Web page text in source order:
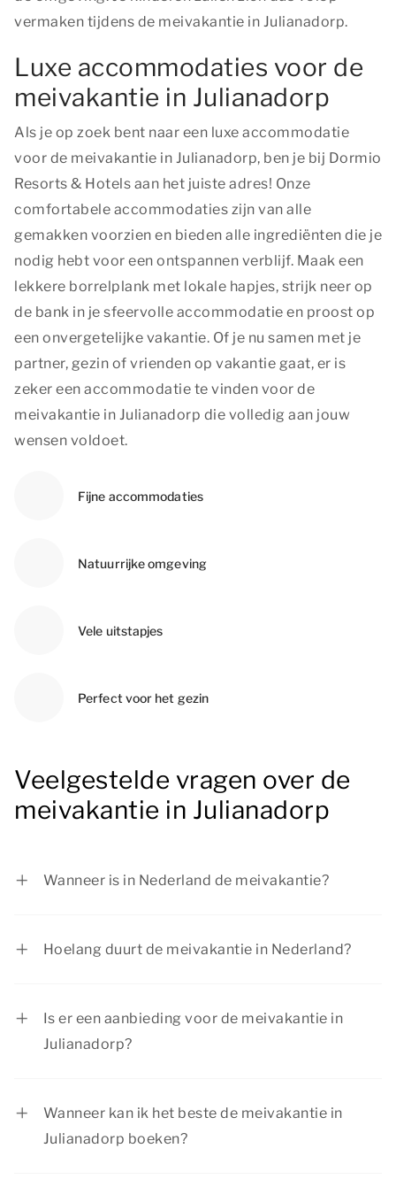
vermaken tijdens de meivakantie in Julianadorp.
Luxe accommodaties voor de
meivakantie in Julianadorp
Als je op zoek bent naar een luxe accommodatie
voor de meivakantie in Julianadorp, ben je bij Dormio
Resorts & Hotels aan het juiste adres! Onze
comfortabele accommodaties zijn van alle
gemakken voorzien en bieden alle ingrediënten die je
nodig hebt voor een ontspannen verblijf. Maak een
lekkere borrelplank met lokale hapjes, strijk neer op
de bank in je sfeervolle accommodatie en proost op
een onvergetelijke vakantie. Of je nu samen met je
partner, gezin of vrienden op vakantie gaat, er is
zeker een accommodatie te vinden voor de
meivakantie in Julianadorp die volledig aan jouw
wensen voldoet.
Fijne accommodaties
Natuurrijke omgeving
Vele uitstapjes
Perfect voor het gezin
Veelgestelde vragen over de
meivakantie in Julianadorp
Wanneer is in Nederland de meivakantie?
Hoelang duurt de meivakantie in Nederland?
Is er een aanbieding voor de meivakantie in
Julianadorp?
Wanneer kan ik het beste de meivakantie in
Julianadorp boeken?